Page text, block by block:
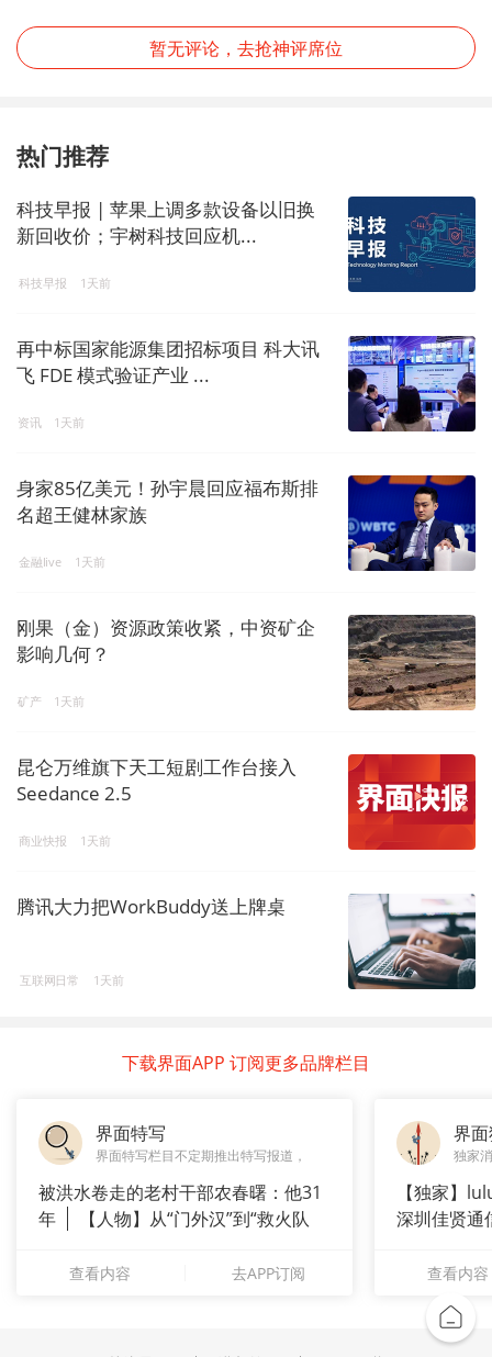
暂无评论，去抢神评席位
热门推荐
科技早报 | 苹果上调多款设备以旧换
新回收价；宇树科技回应机...
科技早报 1天前
再中标国家能源集团招标项目 科大讯
飞 FDE 模式验证产业 ...
资讯 1天前
身家85亿美元！孙宇晨回应福布斯排
名超王健林家族
金融live 1天前
刚果（金）资源政策收紧，中资矿企
影响几何？
矿产 1天前
昆仑万维旗下天工短剧工作台接入
Seedance 2.5
商业快报 1天前
腾讯大力把WorkBuddy送上牌桌
互联网日常 1天前
下载界面APP 订阅更多品牌栏目
界面特写
界面特写栏目不定期推出特写报道，
被洪水卷走的老村干部农春曙：他31
年
【人物】从“门外汉”到“救火队
查看内容 去APP订阅
界
独家
【独家】
深圳佳贤通
查看内容